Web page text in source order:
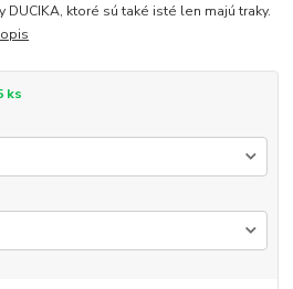
ktoré sú také isté len majú traky.
ks